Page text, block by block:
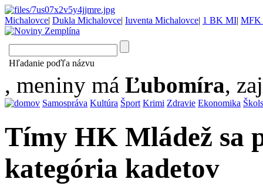
Michalovce| Dukla Michalovce| Iuventa Michalovce| 1 BK MI| MFK
Hľadanie poďľa názvu
, meniny má Ľubomíra,
Samospráva Kultúra Šport Krimi Zdravie Ekonomika
Tímy HK Mládež sa
kategória kadetov